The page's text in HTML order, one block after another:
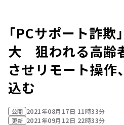
「PCサポート詐欺
大 狙われる高
させリモート操作
込む
公開 2021年08月17日 11時33分
更新 2021年09月12日 22時33分